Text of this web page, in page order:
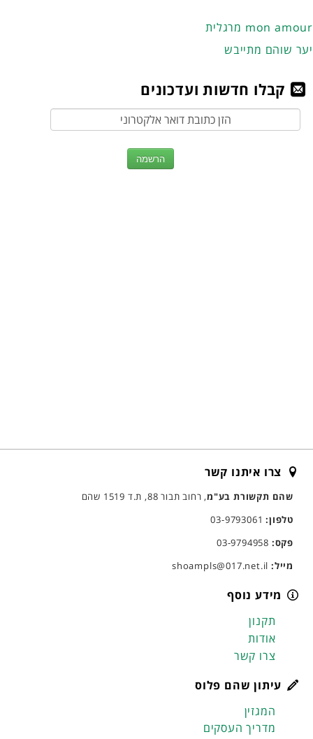
מרגלית mon amour
יער שוהם מתייבש
קבלו חדשות ועדכונים
צרו איתנו קשר
שהם תקשורת בע"מ, רחוב תבור 88, ת.ד 1519 שהם
טלפון:03-9793061
פקס:
מייל:
מידע נוסף
תקנון
אודות
צרו קשר
עיתון שהם פלוס
המגזין
מדריך העסקים